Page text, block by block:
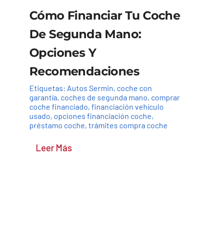
Cómo Financiar Tu Coche
De Segunda Mano:
Opciones Y
Recomendaciones
Etiquetas: Autos Sermin, coche con
garantía, coches de segunda mano, comprar
coche financiado, financiación vehículo
usado, opciones financiación coche,
préstamo coche, trámites compra coche
Leer Más